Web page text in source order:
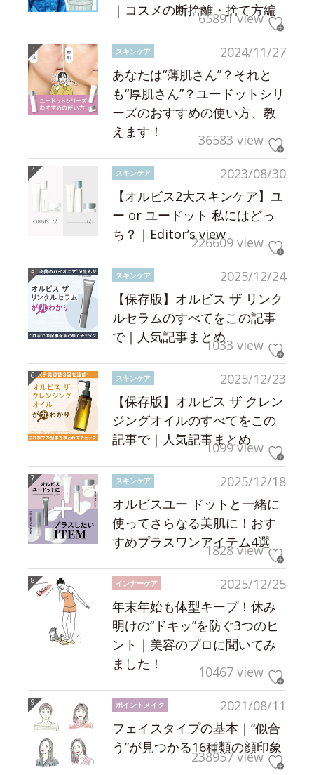
｜コスメの断捨離・捨て方編
65891 view
2024/11/27
スキンケア
あなたは“薄肌さん”？それと
も“厚肌さん”？ユードットシリ
ーズのおすすめの使い方、教
えます！
36583 view
2023/08/30
スキンケア
【オルビス2大スキンケア】ユ
ー or ユードット 私にはどっ
ち？｜Editor’s view226609 view
2025/12/24
スキンケア
【保存版】オルビス ザ リンク
ルセラムのすべてをこの記事
で｜人気記事まとめ1033 view
2025/12/23
スキンケア
【保存版】オルビス ザ クレン
ジングオイルのすべてをこの
記事で｜人気記事まとめ
1099 view
2025/12/18
スキンケア
オルビスユー ドットと一緒に
使ってさらなる美肌に！おす
すめプラスワンアイテム4選
1828 view
2025/12/25
インナーケア
年末年始も体型キープ！休み
明けの“ドキッ”を防ぐ3つのヒ
ント｜美容のプロに聞いてみ
ました！
10467 view
2021/08/11
ポイントメイク
フェイスタイプの基本｜“似合
う”が見つかる16種類の顔印象
238957 view